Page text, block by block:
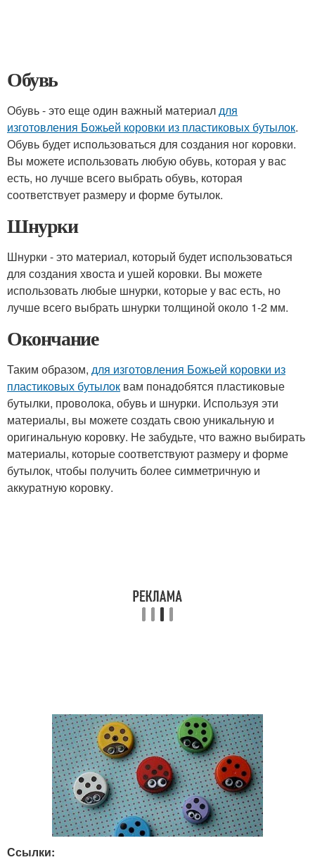
Обувь
Обувь - это еще один важный материалдля
изготовления Божьей коровки из пластиковых бутылок.
Обувь будет использоваться для создания ног коровки.
Вы можете использовать любую обувь, которая у вас
есть, но лучше всего выбрать обувь, которая
соответствует размеру и форме бутылок.
Шнурки
Шнурки - это материал, который будет использоваться
для создания хвоста и ушей коровки. Вы можете
использовать любые шнурки, которые у вас есть, но
лучше всего выбрать шнурки толщиной около 1-2 мм.
Окончание
Таким образом, для изготовления Божьей коровки из
пластиковых бутылок вам понадобятся пластиковые
бутылки, проволока, обувь и шнурки. Используя эти
материалы, вы можете создать свою уникальную и
оригинальную коровку. Не забудьте, что важно выбирать
материалы, которые соответствуют размеру и форме
бутылок, чтобы получить более симметричную и
аккуратную коровку.
Ссылки: